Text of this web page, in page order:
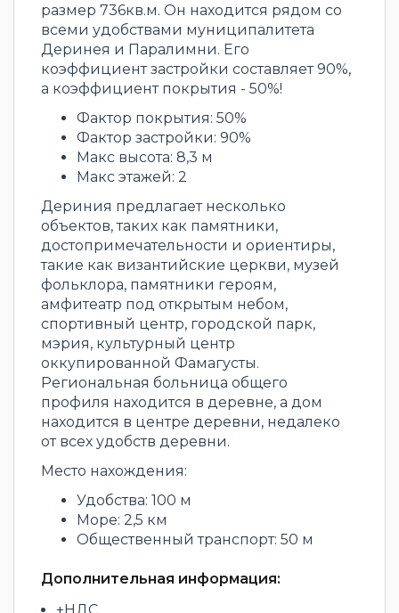
размер 736кв.м. Он находится рядом со
всеми удобствами муниципалитета
Деринея и Паралимни. Его
коэффициент застройки составляет 90%,
а коэффициент покрытия - 50%!
Фактор покрытия: 50%
Фактор застройки: 90%
Макс высота: 8,3 м
Макс этажей: 2
Дериния предлагает несколько
объектов, таких как памятники,
достопримечательности и ориентиры,
такие как византийские церкви, музей
фольклора, памятники героям,
амфитеатр под открытым небом,
спортивный центр, городской парк,
мэрия, культурный центр
оккупированной Фамагусты.
Региональная больница общего
профиля находится в деревне, а дом
находится в центре деревни, недалеко
от всех удобств деревни.
Место нахождения:
Удобства: 100 м
Море: 2,5 км
Общественный транспорт: 50 м
Дополнительная информация: